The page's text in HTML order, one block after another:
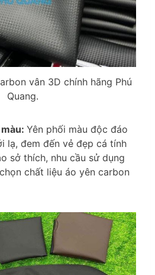
vân 3D chính hãng Phú
Quang.
Yên phối màu độc đáo
lạ, đem đến vẻ đẹp cá tính
sở thích, nhu cầu sử dụng
chất liệu áo yên carbon